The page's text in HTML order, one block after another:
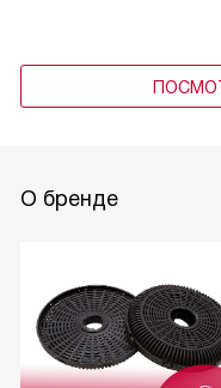
О бренде